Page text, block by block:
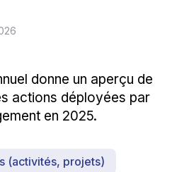
donne un aperçu de
actions déployées par
en 2025.
(activités, projets)